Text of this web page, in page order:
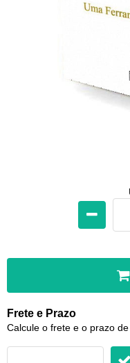
Frete e Prazo
Calcule o frete e o prazo